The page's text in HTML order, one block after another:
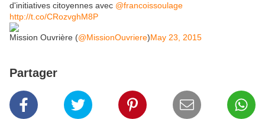
d'initiatives citoyennes avec @francoissoulage
http://t.co/CRozvghM8P
Mission Ouvrière (@MissionOuvriere)May 23, 2015
Partager